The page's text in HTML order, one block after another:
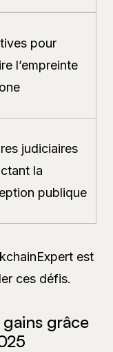
pour
l’empreinte
judiciaires
la
publique
est
ces défis.
grâce